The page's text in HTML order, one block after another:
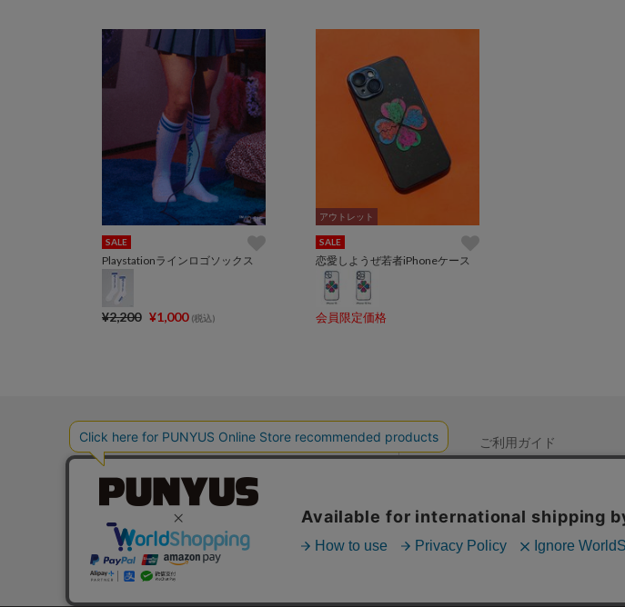
SALE
Playstationラインロゴソックス
¥2,200 ¥1,000 (税込)
アウトレット
アウトレット
SALE
恋愛しようぜ若者iPhoneケース
会員限定価格
Instagram
X
LINE
ご利用ガイド
会社概要
お問い合わせ